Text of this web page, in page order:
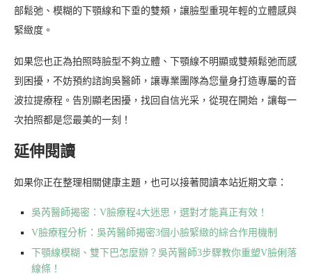
部鬆弛、模糊的下顎線和下垂的雙頰，讓臉型重現年輕的立體感與
緊緻度。
如果您也正為拍照時臉型不夠立體、下顎線不明顯或雙頰鬆弛而感
到困擾，不妨預約諮詢吳醫師，讓專業團隊為您量身打造專屬的音
波拉提療程。告別顯老困擾，找回自信光采，從現在開始，讓每一
次拍照都是您最美的一刻！
延伸閱讀
如果你正在整理相關健康主題，也可以接著閱讀本站近期文章：
吳芮醫師揭密：V臉療程4大迷思，選對才能真正有效！
V臉療程分析：吳芮醫師揭密3個小臉緊緻的綜合作用機制
下顎線模糊、雙下巴怎麼辦？吳芮醫師3步驟教你重塑V臉俐落
線條！